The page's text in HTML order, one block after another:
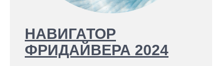
НАВИГАТОР
ФРИДАЙВЕРА 2024